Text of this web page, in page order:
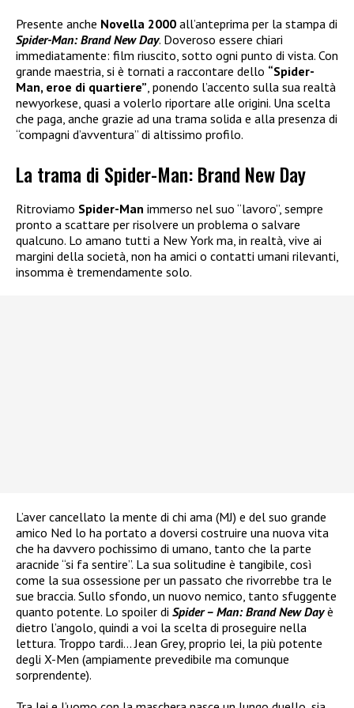
Presente anche Novella 2000 all’anteprima per la stampa di
Spider-Man: Brand New Day. Doveroso essere chiari
immediatamente: film riuscito, sotto ogni punto di vista. Con
grande maestria, si è tornati a raccontare dello “Spider-
Man, eroe di quartiere” , ponendo l’accento sulla sua realtà
newyorkese, quasi a volerlo riportare alle origini. Una scelta
che paga, anche grazie ad una trama solida e alla presenza di
“compagni d’avventura” di altissimo profilo.
La trama di Spider-Man: Brand New Day
Ritroviamo Spider-Man immerso nel suo “lavoro”, sempre
pronto a scattare per risolvere un problema o salvare
qualcuno. Lo amano tutti a New York ma, in realtà, vive ai
margini della società, non ha amici o contatti umani rilevanti,
insomma è tremendamente solo.
L’aver cancellato la mente di chi ama (MJ) e del suo grande
amico Ned lo ha portato a doversi costruire una nuova vita
che ha davvero pochissimo di umano, tanto che la parte
aracnide “si fa sentire”. La sua solitudine è tangibile, così
come la sua ossessione per un passato che rivorrebbe tra le
sue braccia. Sullo sfondo, un nuovo nemico, tanto sfuggente
quanto potente. Lo spoiler di Spider – Man: Brand New Dayè
dietro l’angolo, quindi a voi la scelta di proseguire nella
lettura. Troppo tardi… Jean Grey, proprio lei, la più potente
degli X-Men (ampiamente prevedibile ma comunque
sorprendente).